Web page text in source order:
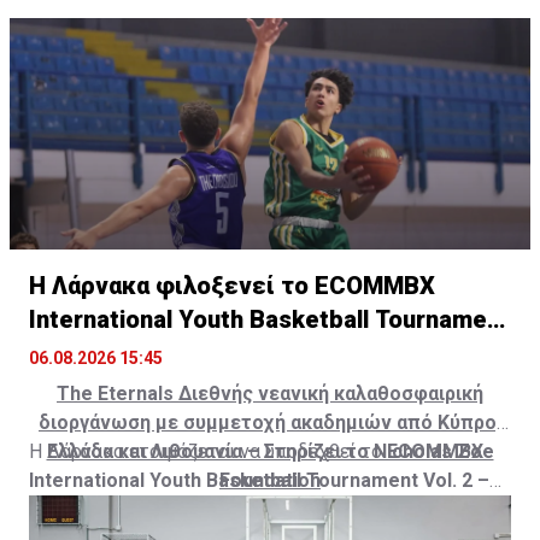
Η Λάρνακα φιλοξενεί το ECOMMBX
International Youth Basketball Tournament
Vol.2
06.08.2026 15:45
The Eternals Διεθνής νεανική καλαθοσφαιρική
διοργάνωση με συμμετοχή ακαδημιών από Κύπρο,
Ελλάδα και Λιθουανία – Στηρίζει το Nicholas Zoe
Foundation
Η Λάρνακα ετοιμάζεται να υποδεχθεί τοECOMMBX
International Youth Basketball Tournament Vol. 2 –
The Eternals
, το οποίο θα πραγματοποιηθεί από τις